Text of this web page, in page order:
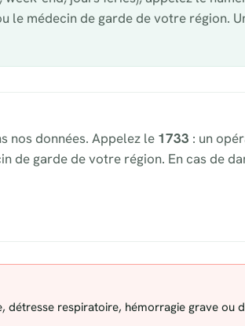
médecin de garde de votre région.
nos données. Appelez le 1733 : un
de garde de votre région. En cas de
détresse respiratoire, hémorragie grave ou